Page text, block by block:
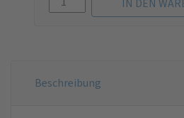
Beschreibung